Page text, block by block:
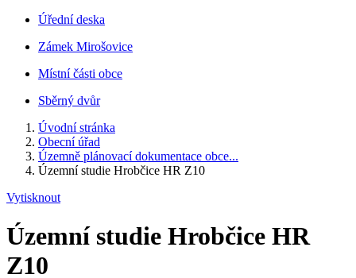
Úřední deska
Zámek Mirošovice
Místní části obce
Sběrný dvůr
Úvodní stránka
Obecní úřad
Územně plánovací dokumentace obce...
Územní studie Hrobčice HR Z10
Vytisknout
Územní studie Hrobčice HR
Z10